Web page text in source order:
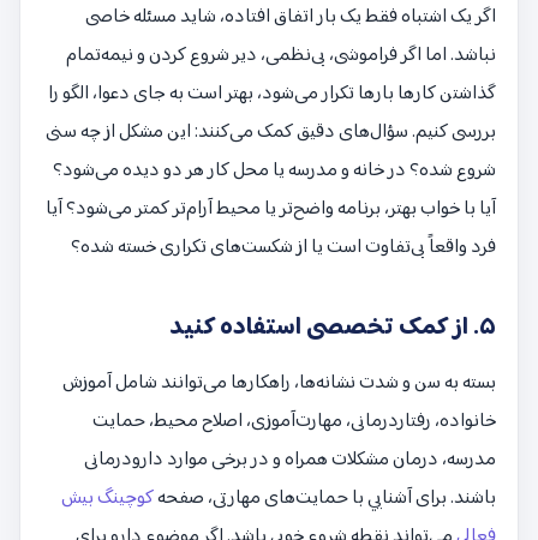
اگر یک اشتباه فقط یک بار اتفاق افتاده، شاید مسئله خاصی
نباشد. اما اگر فراموشی، بی‌نظمی، دیر شروع کردن و نیمه‌تمام
گذاشتن کارها بارها تکرار می‌شود، بهتر است به جای دعوا، الگو را
بررسی کنیم. سؤال‌های دقیق کمک می‌کنند: این مشکل از چه سنی
شروع شده؟ در خانه و مدرسه یا محل کار هر دو دیده می‌شود؟
آیا با خواب بهتر، برنامه واضح‌تر یا محیط آرام‌تر کمتر می‌شود؟ آیا
فرد واقعاً بی‌تفاوت است یا از شکست‌های تکراری خسته شده؟
۵. از کمک تخصصی استفاده کنید
بسته به سن و شدت نشانه‌ها، راهکارها می‌توانند شامل آموزش
خانواده، رفتاردرمانی، مهارت‌آموزی، اصلاح محیط، حمایت
مدرسه، درمان مشکلات همراه و در برخی موارد دارودرمانی
باشند. برای آشنایی با حمایت‌های مهارتی، صفحهکوچینگ بیش